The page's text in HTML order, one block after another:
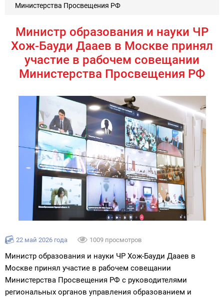
Министерства Просвещения РФ
Министр образования и науки ЧР
Хож-Бауди Дааев в Москве принял
участие в рабочем совещании
Министерства Просвещения РФ
22 май 2026 года 1009 просмотров
Министр образования и науки ЧР Хож-Бауди Дааев в
Москве принял участие в рабочем совещании
Министерства Просвещения РФ с руководителями
региональных органов управления образованием и